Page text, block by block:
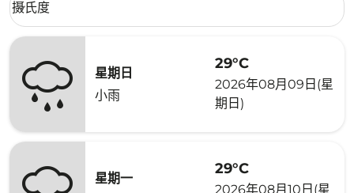
摄氏度
keyboard_arrow_down
星期日
小雨
29°C
2026年08月09日(星
期日)
星期一
29°C
2026年08月10日(星